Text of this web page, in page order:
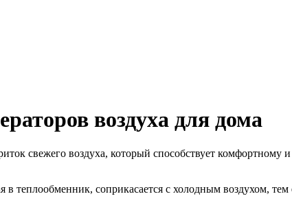
воздуха для дома
свежего воздуха, который способствует комфортному
теплообменник, соприкасается с холодным воздухом, тем